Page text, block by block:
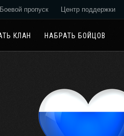
Боевой пропуск Центр поддержки
КЛАН НАБРАТЬ БОЙЦОВ